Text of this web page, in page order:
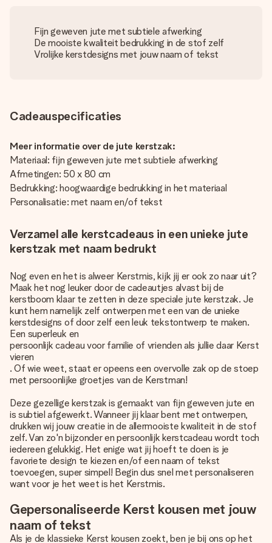
Fijn geweven jute met subtiele afwerking
De mooiste kwaliteit bedrukking in de stof zelf
Vrolijke kerstdesigns met jouw naam of tekst
Cadeauspecificaties
Meer informatie over de jute kerstzak:
Materiaal: fijn geweven jute met subtiele afwerking
Afmetingen: 50 x 80 cm
Bedrukking: hoogwaardige bedrukking in het materiaal
Personalisatie: met naam en/of tekst
Verzamel alle kerstcadeaus in een unieke jute
kerstzak met naam bedrukt
Nog even en het is alweer Kerstmis, kijk jij er ook zo naar uit?
Maak het nog leuker door de cadeautjes alvast bij de
kerstboom klaar te zetten in deze speciale jute kerstzak. Je
kunt hem namelijk zelf ontwerpen met een van de unieke
kerstdesigns of door zelf een leuk tekstontwerp te maken.
Een superleuk en
persoonlijk cadeau voor familie of vrienden als jullie daar Kerst
vieren
. Of wie weet, staat er opeens een overvolle zak op de stoep
met persoonlijke groetjes van de Kerstman!
Deze gezellige kerstzak is gemaakt van fijn geweven jute en
is subtiel afgewerkt. Wanneer jij klaar bent met ontwerpen,
drukken wij jouw creatie in de allermooiste kwaliteit in de stof
zelf. Van zo'n bijzonder en persoonlijk kerstcadeau wordt toch
iedereen gelukkig. Het enige wat jij hoeft te doen is je
favoriete design te kiezen en/of een naam of tekst
toevoegen, super simpel! Begin dus snel met personaliseren
want voor je het weet is het Kerstmis.
Gepersonaliseerde Kerst kousen met jouw
naam of tekst
Als je de klassieke Kerst kousen zoekt, ben je bij ons op het